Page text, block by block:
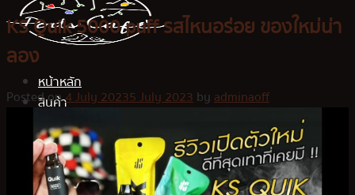
หน้าหลัก
สินค้า
Kardinal Stick
KS Kurve
KS Quik
KS Lumina
KS Quik 5000 puff รสไหนอร่อย ของใหม่น่า
ลอง
Posted on4 July 20235 July 2023byadminaoff